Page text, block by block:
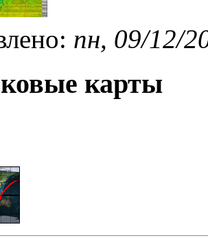
пн, 09/12/
карты